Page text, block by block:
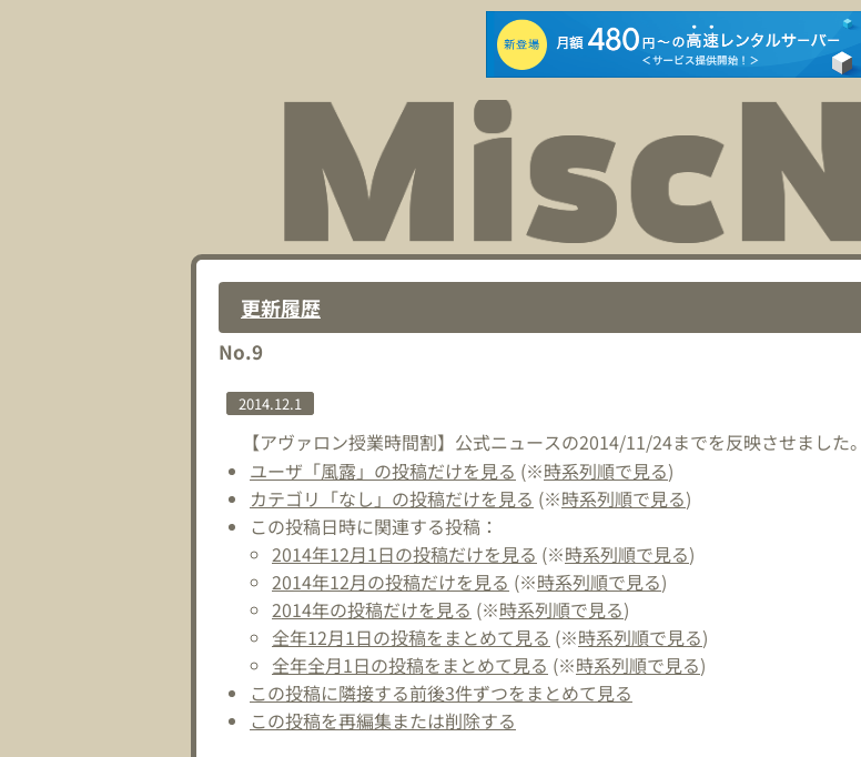
更新履歴
No.9
2014.12.1
【アヴァロン授業時間割】公式ニュースの2014/11/24までを反映させました。
ユーザ「風露」の投稿だけを見る (※時系列順で見る)
カテゴリ「なし」の投稿だけを見る (※時系列順で見る)
この投稿日時に関連する投稿：
2014年12月1日の投稿だけを見る (※時系列順で見る)
2014年12月の投稿だけを見る (※時系列順で見る)
2014年の投稿だけを見る (※時系列順で見る)
全年12月1日の投稿をまとめて見る (※時系列順で見る)
全年全月1日の投稿をまとめて見る (※時系列順で見る)
この投稿に隣接する前後3件ずつをまとめて見る
この投稿を再編集または削除する